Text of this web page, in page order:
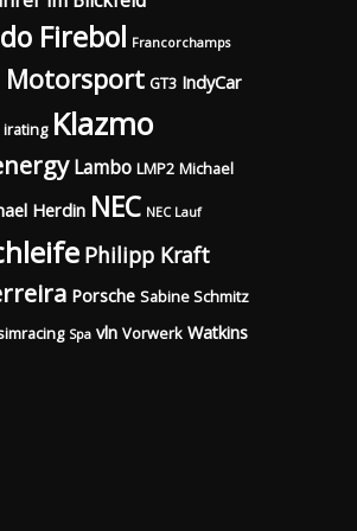
Firebol Francorchamps
Motorsport GT3 IndyCar
irating Klazmo
Lambo LMP2 Michael
Herdin NEC NEC Lauf
Philipp Kraft
Porsche Sabine Schmitz
Spa vln Vorwerk Watkins